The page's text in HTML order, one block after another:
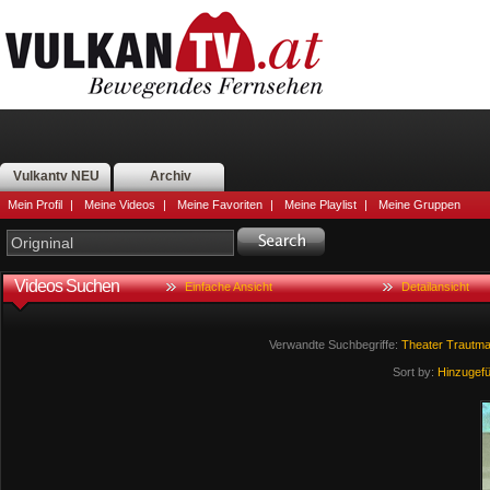
Vulkantv NEU Archiv
Mein Profil | Meine Videos | Meine Favoriten | Meine Playlist | Meine Gruppen
Videos Suchen Einfache Ansicht Detailansicht
Verwandte Suchbegriffe: Theater
Sort by: